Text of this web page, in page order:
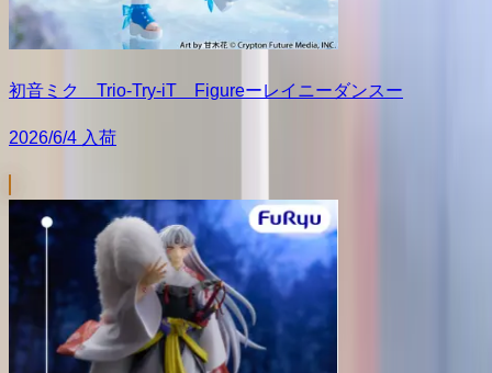
初音ミク Trio-Try-iT Figureーレイニーダンスー
2026/6/4 入荷